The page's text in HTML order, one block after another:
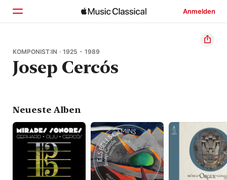
Anmelden
Startseite
Entdecken
KOMPONIST:IN · 1925 - 1989
Josep Cercós
Neueste Alben